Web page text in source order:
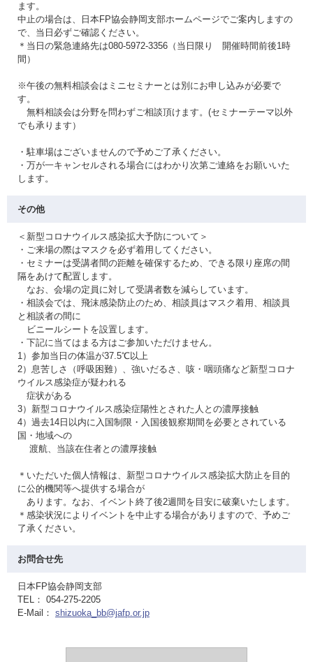
ます。
中止の場合は、日本FP協会静岡支部ホームページでご案内しますの
で、当日必ずご確認ください。
＊当日の緊急連絡先は080-5972-3356（当日限り 開催時間前後1時
間）
※午後の無料相談会はミニセミナーとは別にお申し込みが必要で
す。
無料相談会は分野を問わずご相談頂けます。(セミナーテーマ以外
でも承ります）
・駐車場はございませんので予めご了承ください。
・万が一キャンセルされる場合にはわかり次第ご連絡をお願いいた
します。
その他
＜新型コロナウイルス感染拡大予防について＞
・ご来場の際はマスクを必ず着用してください。
・セミナーは受講者間の距離を確保するため、できる限り座席の間
隔をあけて配置します。
なお、会場の定員に対して受講者数を減らしています。
・相談会では、飛沫感染防止のため、相談員はマスク着用、相談員
と相談者の間に
ビニールシートを設置します。
・下記に当てはまる方はご参加いただけません。
1）参加当日の体温が37.5℃以上
2）息苦しさ（呼吸困難）、強いだるさ、咳・咽頭痛など新型コロナ
ウイルス感染症が疑われる
症状がある
3）新型コロナウイルス感染症陽性とされた人との濃厚接触
4）過去14日以内に入国制限・入国後観察期間を必要とされている
国・地域への
渡航、当該在住者との濃厚接触
＊いただいた個人情報は、新型コロナウイルス感染拡大防止を目的
に公的機関等へ提供する場合が
あります。なお、イベント終了後2週間を目安に破棄いたします。
＊感染状況によりイベントを中止する場合がありますので、予めご
了承ください。
お問合せ先
日本FP協会静岡支部
TEL： 054-275-2205
E-Mail： shizuoka_bb@jafp.or.jp